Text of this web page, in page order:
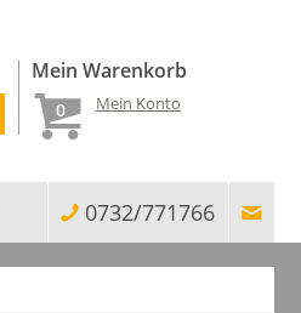
Mein Warenkorb
0 Mein Konto
0732/771766